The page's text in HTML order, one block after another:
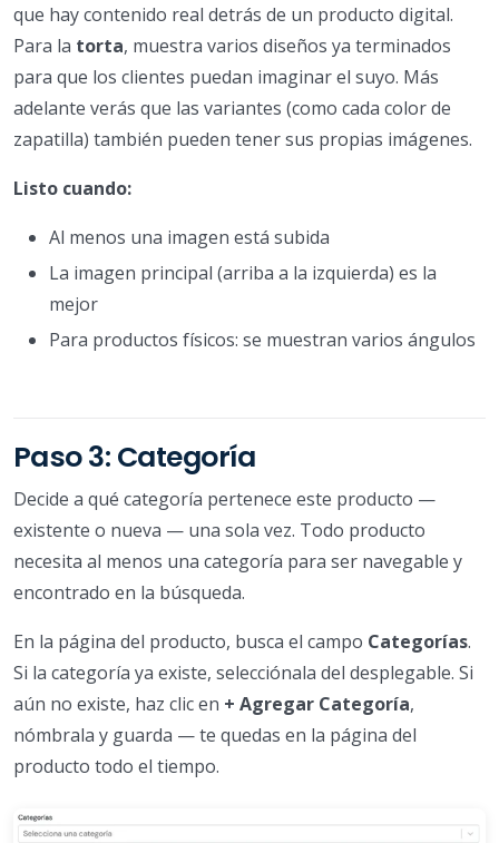
que hay contenido real detrás de un producto digital.
Para la torta, muestra varios diseños ya terminados
para que los clientes puedan imaginar el suyo. Más
adelante verás que las variantes (como cada color de
zapatilla) también pueden tener sus propias imágenes.
Listo cuando:
Al menos una imagen está subida
La imagen principal (arriba a la izquierda) es la
mejor
Para productos físicos: se muestran varios ángulos
Paso 3: Categoría
Decide a qué categoría pertenece este producto —
existente o nueva — una sola vez. Todo producto
necesita al menos una categoría para ser navegable y
encontrado en la búsqueda.
En la página del producto, busca el campo Categorías.
Si la categoría ya existe, selecciónala del desplegable. Si
aún no existe, haz clic en + Agregar Categoría,
nómbrala y guarda — te quedas en la página del
producto todo el tiempo.